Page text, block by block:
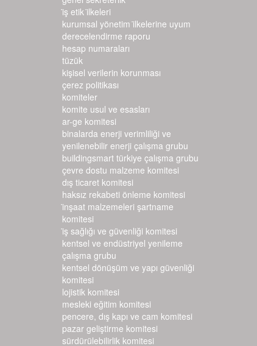
i̇ş etik i̇lkeleri
kurumsal yönetim i̇lkelerine uyum d
erecelendirme raporu
hesap numaraları
tüzük
kişisel verilerin korunması
çerez politikası
komiteler
komite usul ve esasları
ar-ge komitesi
binalarda enerji verimliliği ve
yenilenebilir enerji çalışma grubu
buildingsmart türkiye çalışma grubu
çevre dostu malzeme komitesi
dış ticaret komitesi
haksız rekabeti önleme komitesi
i̇nşaat malzemeleri şartname k
omitesi
i̇ş sağlığı ve güvenliği komitesi
kentsel ve endüstriyel yenileme
çalışma grubu
kentsel dönüşüm ve yapı güvenliği
komitesi
lojistik komitesi
mesleki eğitim komitesi
pencere, dış kapı ve cam komitesi
pazar geliştirme komitesi
sürdürülebilirlik komitesi